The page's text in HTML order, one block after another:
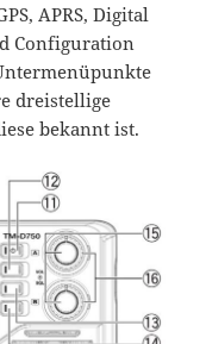
APRS, Digital
Configuration
dreistellige
bekannt ist.